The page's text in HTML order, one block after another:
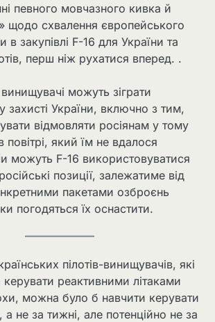
певного мовчазного кивка й
щодо схвалення європейського
в закупівлі F-16 для України та
перш ніж рухатися вперед. .
можуть зіграти
захисті України, включно з тим,
відмовляти росіянам у тому
повітрі, який їм не вдалося
можуть F-16 використовуватися
позиції, залежатиме від
пакетами озброєнь
погодяться їх оснастити.
пілотів-винищувачів, які
реактивними літаками
можна було б навчити керувати
а не за тижні, але потенційно не за